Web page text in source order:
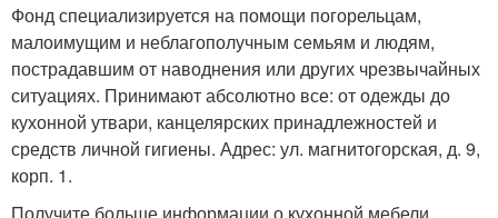
Фонд специализируется на помощи погорельцам,
малоимущим и неблагополучным семьям и людям,
пострадавшим от наводнения или других чрезвычайных
ситуациях. Принимают абсолютно все: от одежды до
кухонной утвари, канцелярских принадлежностей и
средств личной гигиены. Адрес: ул. магнитогорская, д. 9,
корп. 1.
Получите больше информации о кухонной мебели